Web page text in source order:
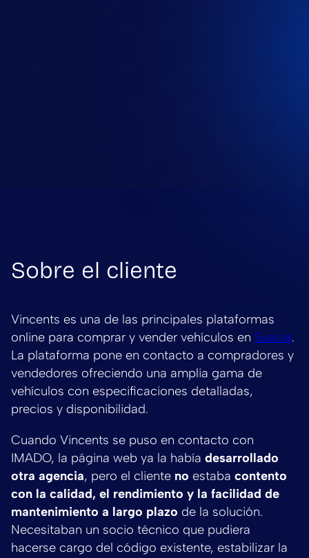
Sobre el cliente
Vincents es una de las principales plataformas
online para comprar y vender vehículos en Suecia.
La plataforma pone en contacto a compradores y
vendedores ofreciendo una amplia gama de
vehículos con especificaciones detalladas,
precios y disponibilidad.
Cuando Vincents se puso en contacto con
IMADO, la página web ya la había desarrollado
otra agencia, pero el cliente no estaba contento
con la calidad, el rendimiento y la facilidad de
mantenimiento a largo plazo de la solución.
Necesitaban un socio técnico que pudiera
hacerse cargo del código existente, estabilizar la